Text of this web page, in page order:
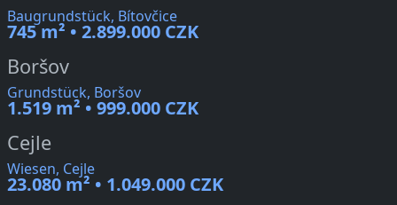
Baugrundstück, Bítovčice
745 m² • 2.899.000 CZK
Boršov
Grundstück, Boršov
1.519 m² • 999.000 CZK
Cejle
Wiesen, Cejle
23.080 m² • 1.049.000 CZK